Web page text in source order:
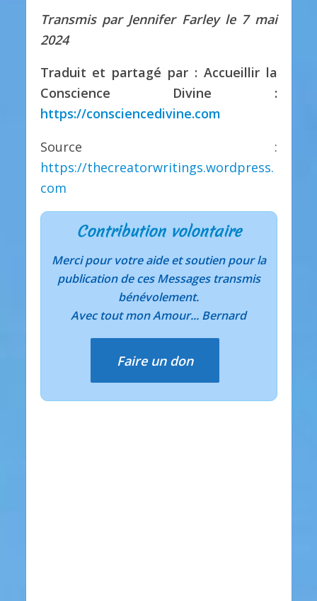
Transmis par Jennifer Farley le 7 mai
2024
Traduit et partagé par : Accueillir la
Conscience Divine :
https://consciencedivine.com
Source :
https://thecreatorwritings.wordpress.
com
Contribution volontaire
Merci pour votre aide et soutien pour la
publication de ces Messages transmis
bénévolement.
Avec tout mon Amour... Bernard
Faire un don